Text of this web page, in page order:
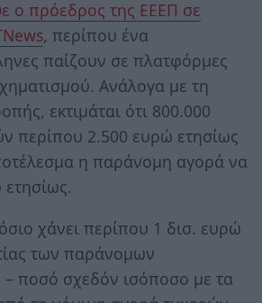
ο πρόεδρος της ΕΕΕΠ σε
, περίπου ένα
παίζουν σε πλατφόρμες
Ανάλογα με τη
εκτιμάται ότι 800.000
περίπου 2.500 ευρώ ετησίως
η παράνομη αγορά να
ετησίως.
χάνει περίπου 1 δισ. ευρώ
των παράνομων
– ποσό σχεδόν ισόποσο με τα